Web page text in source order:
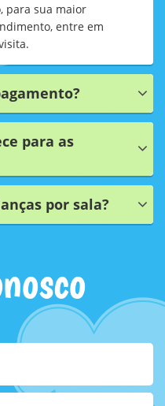
para sua maior
entre em
para as
por sala?